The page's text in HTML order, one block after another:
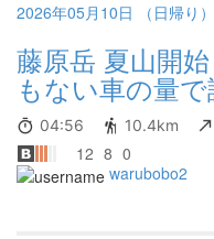
2026年05月10日 （日帰り）
藤原岳 夏山開
もない車の量
04:56 10.4km
12 8 0
warubobo2